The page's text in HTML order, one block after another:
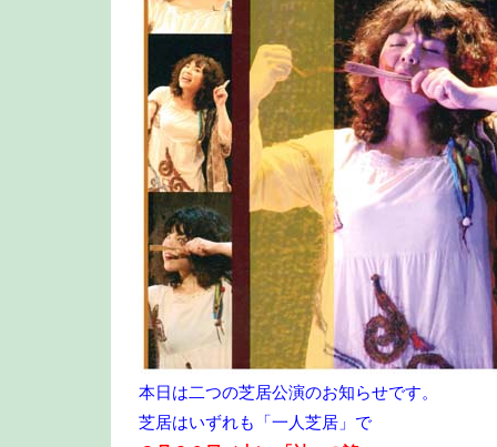
本日は二つの芝居公演のお知らせです。
芝居はいずれも「一人芝居」で